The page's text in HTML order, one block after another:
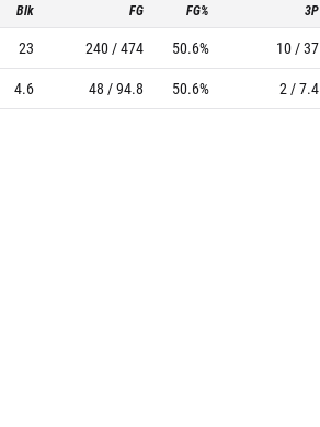
Blk FG FG% 3P
23 240 / 474 50.6% 10 / 37
4.6 48 / 94.8 50.6% 2 / 7.4